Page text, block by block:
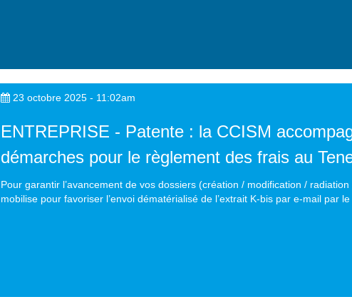
23 octobre 2025 - 11:02am
ENTREPRISE - Patente : la CCISM
démarches pour le règlement des frais au
Pour garantir l’avancement de vos dossiers (création / modification /
mobilise pour favoriser l’envoi dématérialisé de l’extrait K-bis par e-mail par le